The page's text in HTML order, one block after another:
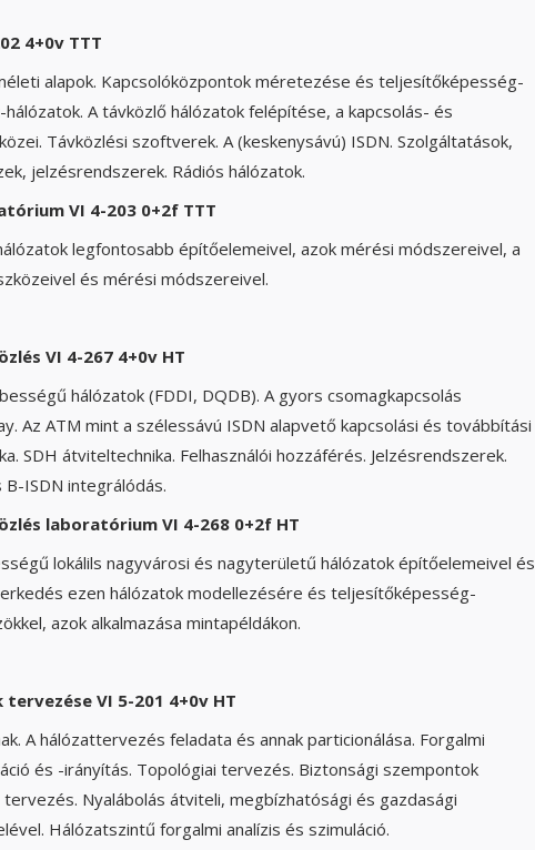
4+0v TTT
alapok. Kapcsolóközpontok méretezése és teljesítőképesség-
A távközlő hálózatok felépítése, a kapcsolás- és
Távközlési szoftverek. A (keskenysávú) ISDN. Szolgáltatások,
jelzésrendszerek. Rádiós hálózatok.
VI 4-203 0+2f TTT
legfontosabb építőelemeivel, azok mérési módszereivel, a
és mérési módszereivel.
VI 4-267 4+0v HT
hálózatok (FDDI, DQDB). A gyors csomagkapcsolás
Az ATM mint a szélessávú ISDN alapvető kapcsolási és továbbítási
SDH átviteltechnika. Felhasználói hozzáférés. Jelzésrendszerek.
B-ISDN integrálódás.
laboratórium VI 4-268 0+2f HT
lokálils nagyvárosi és nagyterületű hálózatok építőelemeivel és
ezen hálózatok modellezésére és teljesítőképesség-
azok alkalmazása mintapéldákon.
VI 5-201 4+0v HT
A hálózattervezés feladata és annak particionálása. Forgalmi
és -irányítás. Topológiai tervezés. Biztonsági szempontok
Nyalábolás átviteli, megbízhatósági és gazdasági
Hálózatszintű forgalmi analízis és szimuláció.